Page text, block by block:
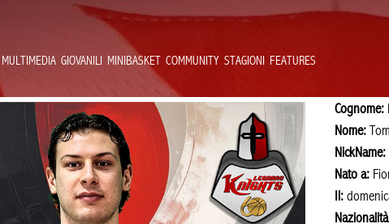
MULTIMEDIA GIOVANILI MINIBASKET COMMUNITY STAGIONI FEATURES
Cognome:
Nome:
NickName:
Nato a:
Il: